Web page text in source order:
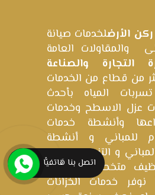
الأرضلخدمات صيانة
والمقاولات العامة
التجارة والصناعة
من قطاع من الخدمات
المياه بأحدث
عزل الاسطح وخدمات
وأنشطة خدمات
للمباني و أنشطة
و التنظيف العام
متخصص للمباني
خدمات الخزانات
اتصل بنا هَاتفيًّا